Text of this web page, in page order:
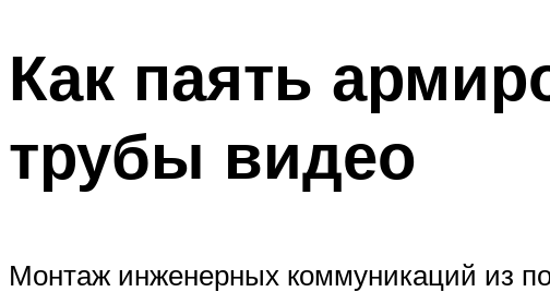
Как паять
трубы видео
Монтаж инженерных коммуникаций из